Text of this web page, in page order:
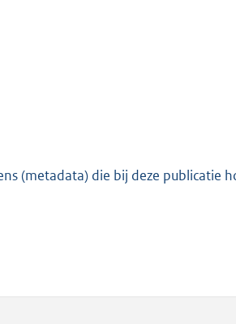
K
(metadata) die bij deze publicatie